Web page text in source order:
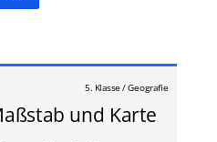
5. Klasse / Geografie
und Karte